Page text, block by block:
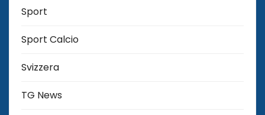
Sport
Sport Calcio
Svizzera
TG News